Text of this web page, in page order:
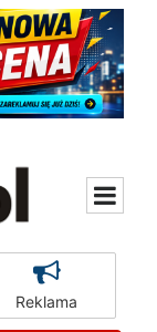
Reklama